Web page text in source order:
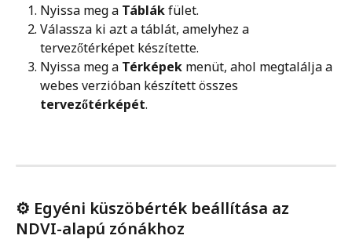
Nyissa meg a Táblák fület.
Válassza ki azt a táblát, amelyhez a
tervezőtérképet készítette.
Nyissa meg a Térképek menüt, ahol megtalálja a
webes verzióban készített összes
tervezőtérképét.
⚙️ Egyéni küszöbérték beállítása az
NDVI-alapú zónákhoz